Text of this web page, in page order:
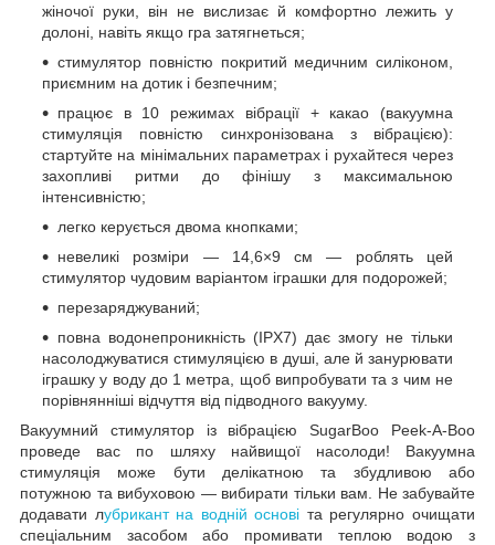
жіночої руки, він не вислизає й комфортно лежить у
долоні, навіть якщо гра затягнеться;
стимулятор повністю покритий медичним силіконом,
приємним на дотик і безпечним;
працює в 10 режимах вібрації + какао (вакуумна
стимуляція повністю синхронізована з вібрацією):
стартуйте на мінімальних параметрах і рухайтеся через
захопливі ритми до фінішу з максимальною
інтенсивністю;
легко керується двома кнопками;
невеликі розміри — 14,6×9 см — роблять цей
стимулятор чудовим варіантом іграшки для подорожей;
перезаряджуваний;
повна водонепроникність (IPX7) дає змогу не тільки
насолоджуватися стимуляцією в душі, але й занурювати
іграшку у воду до 1 метра, щоб випробувати та з чим не
порівнянніші відчуття від підводного вакууму.
Вакуумний стимулятор із вібрацією SugarBoo Peek-A-Boo
проведе вас по шляху найвищої насолоди! Вакуумна
стимуляція може бути делікатною та збудливою або
потужною та вибуховою — вибирати тільки вам. Не забувайте
додавати лубрикант на водній основі та регулярно очищати
спеціальним засобом або промивати теплою водою з